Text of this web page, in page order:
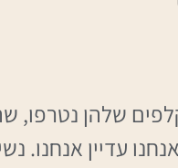
שלהן נטרפו,
עדיין אנחנו.